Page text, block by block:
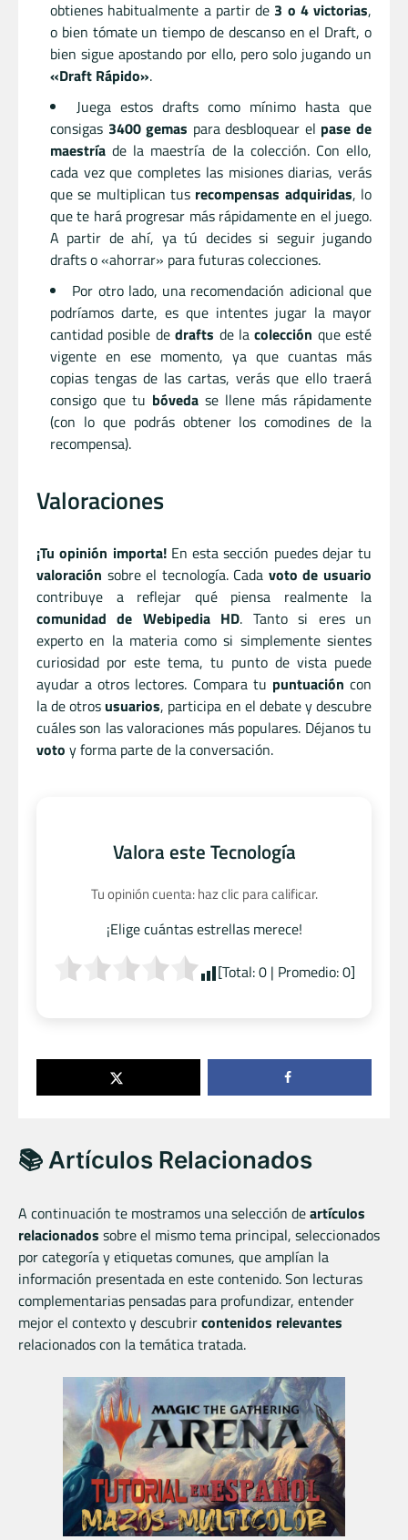
obtienes habitualmente a partir de 3 o 4 victorias,
o bien tómate un tiempo de descanso en el Draft, o
bien sigue apostando por ello, pero solo jugando un
«Draft Rápido».
Juega estos drafts como mínimo hasta que
consigas 3400 gemas para desbloquear el pase de
maestría de la maestría de la colección. Con ello,
cada vez que completes las misiones diarias, verás
que se multiplican tus recompensas adquiridas, lo
que te hará progresar más rápidamente en el juego.
A partir de ahí, ya tú decides si seguir jugando
drafts o «ahorrar» para futuras colecciones.
Por otro lado, una recomendación adicional que
podríamos darte, es que intentes jugar la mayor
cantidad posible dedrafts de lacolección que esté
vigente en ese momento, ya que cuantas más
copias tengas de las cartas, verás que ello traerá
consigo que tu bóveda se llene más rápidamente
(con lo que podrás obtener los comodines de la
recompensa).
Valoraciones
¡Tu opinión importa!En esta sección puedes dejar tu
valoración sobre el tecnología. Cada voto de usuario
contribuye a reflejar qué piensa realmente la
comunidad de Webipedia HD. Tanto si eres un
experto en la materia como si simplemente sientes
curiosidad por este tema, tu punto de vista puede
ayudar a otros lectores. Compara tu puntuación con
la de otros usuarios, participa en el debate y descubre
cuáles son las valoraciones más populares. Déjanos tu
voto y forma parte de la conversación.
Valora este Tecnología
Tu opinión cuenta: haz clic para calificar.
¡Elige cuántas estrellas merece!
[Total:0| Promedio:0]
📚 Artículos Relacionados
A continuación te mostramos una selección deartículos
relacionados sobre el mismo tema principal, seleccionados
por categoría y etiquetas comunes, que amplían la
información presentada en este contenido. Son lecturas
complementarias pensadas para profundizar, entender
mejor el contexto y descubrircontenidos relevantes
relacionados con la temática tratada.